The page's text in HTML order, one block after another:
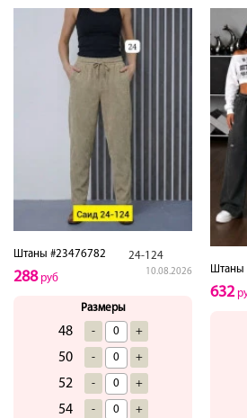
Штаны #23476782 24-124
10.08.2026
288руб
Размеры
48 - +
50 - +
52 - +
54 - +
Штаны
632